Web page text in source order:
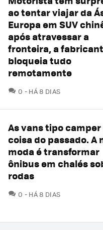
ao tentar viajar da
Europa em SUV
após atravessar a
fronteira, a
bloqueia tudo
remotamente
0 COMENTÁRIOS
HÁ 8 DIAS
As vans tipo camper
coisa do passado. A
moda é transformar
ônibus em chalés
rodas
0 COMENTÁRIOS
HÁ 8 DIAS